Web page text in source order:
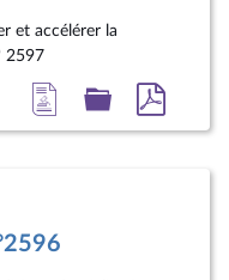
et accélérer la
2597
Accéder
à
document
Accéder
au au